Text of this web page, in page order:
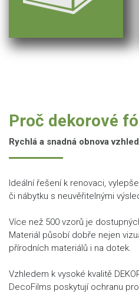
Proč dekorové
Rychlá a snadná obnova
Ideální řešení k renovaci,
či nábytku s neuvěřitelnými
Více než 500 vzorů je
Materiál působí dobře nejen
přírodních materiálů i na dotek.
Vzhledem k vysoké kvalitě
DecoFilms poskytují ochranu